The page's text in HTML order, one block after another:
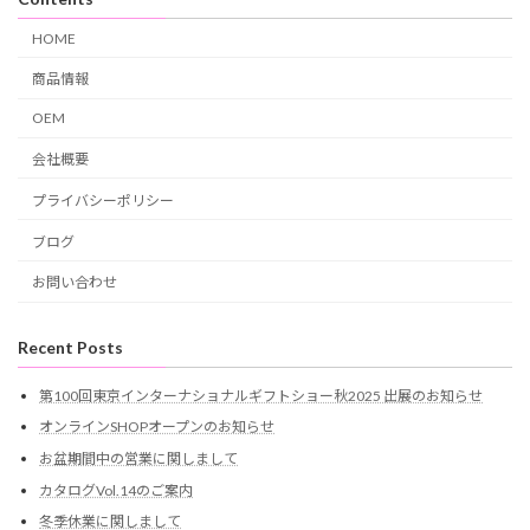
HOME
商品情報
OEM
会社概要
プライバシーポリシー
ブログ
お問い合わせ
Recent Posts
第100回東京インターナショナルギフトショー秋2025 出展のお知らせ
オンラインSHOPオープンのお知らせ
お盆期間中の営業に関しまして
カタログVol.14のご案内
冬季休業に関しまして